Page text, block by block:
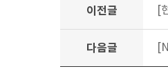
이전글 [
다음글